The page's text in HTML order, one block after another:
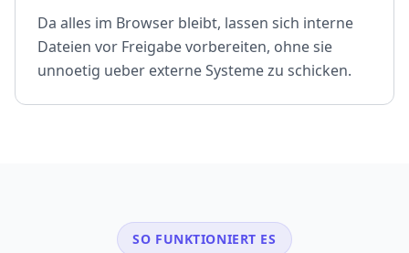
Da alles im Browser bleibt, lassen sich interne
Dateien vor Freigabe vorbereiten, ohne sie
unnoetig ueber externe Systeme zu schicken.
SO FUNKTIONIERT ES